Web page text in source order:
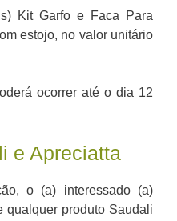
Kit Garfo e Faca Para
estojo, no valor unitário
ocorrer até o dia 12
e Apreciatta
o (a) interessado (a)
qualquer produto Saudali